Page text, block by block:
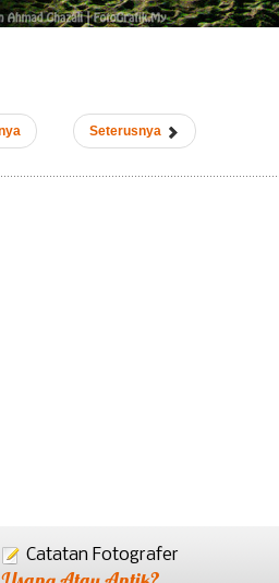
Seterusnya
Catatan Fotografer